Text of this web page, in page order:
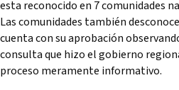
esta reconocido en 7 comunidades
Las comunidades también
cuenta con su aprobación
consulta que hizo el gobierno
proceso meramente informativo.